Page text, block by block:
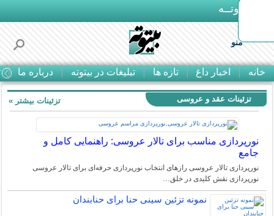
بـیتوتــه
منو
خانه اخبار داغ تازه ها تبلیغات در بیتوته درباره ما
تزئینات عقد و عروسی
نورپردازی مناسب برای تالار عروسی: راهنمایی کامل و
جامع
نورپردازی تالار عروسی رازهای انتخاب نورپردازی حرفه‌ای برای تالار عروسی
نورپردازی نقش کلیدی در خلق…
نمونه تزئین سینی حنا برای حنابندان
تزئینات بیشتر »